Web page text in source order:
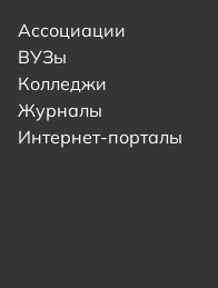
Ассоциации
ВУЗы
Колледжи
Журналы
Интернет-порталы